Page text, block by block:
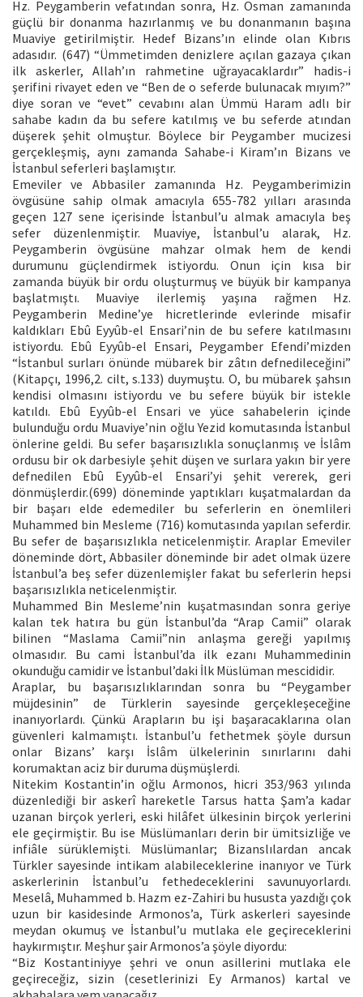
Hz. Peygamberin vefatından sonra, Hz. Osman zamanında
güçlü bir donanma hazırlanmış ve bu donanmanın başına
Muaviye getirilmiştir. Hedef Bizans’ın elinde olan Kıbrıs
adasıdır. (647) “Ümmetimden denizlere açılan gazaya çıkan
ilk askerler, Allah’ın rahmetine uğrayacaklardır” hadis-i
şerifini rivayet eden ve “Ben de o seferde bulunacak mıyım?”
diye soran ve “evet” cevabını alan Ümmü Haram adlı bir
sahabe kadın da bu sefere katılmış ve bu seferde atından
düşerek şehit olmuştur. Böylece bir Peygamber mucizesi
gerçekleşmiş, aynı zamanda Sahabe-i Kiram’ın Bizans ve
İstanbul seferleri başlamıştır.
Emeviler ve Abbasiler zamanında Hz. Peygamberimizin
övgüsüne sahip olmak amacıyla 655-782 yılları arasında
geçen 127 sene içerisinde İstanbul’u almak amacıyla beş
sefer düzenlenmiştir. Muaviye, İstanbul’u alarak, Hz.
Peygamberin övgüsüne mahzar olmak hem de kendi
durumunu güçlendirmek istiyordu. Onun için kısa bir
zamanda büyük bir ordu oluşturmuş ve büyük bir kampanya
başlatmıştı. Muaviye ilerlemiş yaşına rağmen Hz.
Peygamberin Medine’ye hicretlerinde evlerinde misafir
kaldıkları Ebû Eyyûb-el Ensari’nin de bu sefere katılmasını
istiyordu. Ebû Eyyûb-el Ensari, Peygamber Efendi’mizden
“İstanbul surları önünde mübarek bir zâtın defnedileceğini”
(Kitapçı, 1996,2. cilt, s.133) duymuştu. O, bu mübarek şahsın
kendisi olmasını istiyordu ve bu sefere büyük bir istekle
katıldı. Ebû Eyyûb-el Ensari ve yüce sahabelerin içinde
bulunduğu ordu Muaviye’nin oğlu Yezid komutasında İstanbul
önlerine geldi. Bu sefer başarısızlıkla sonuçlanmış ve İslâm
ordusu bir ok darbesiyle şehit düşen ve surlara yakın bir yere
defnedilen Ebû Eyyûb-el Ensari’yi şehit vererek, geri
dönmüşlerdir.(699) döneminde yaptıkları kuşatmalardan da
bir başarı elde edemediler bu seferlerin en önemlileri
Muhammed bin Mesleme (716) komutasında yapılan seferdir.
Bu sefer de başarısızlıkla neticelenmiştir. Araplar Emeviler
döneminde dört, Abbasiler döneminde bir adet olmak üzere
İstanbul’a beş sefer düzenlemişler fakat bu seferlerin hepsi
başarısızlıkla neticelenmiştir.
Muhammed Bin Mesleme’nin kuşatmasından sonra geriye
kalan tek hatıra bu gün İstanbul’da “Arap Camii” olarak
bilinen “Maslama Camii”nin anlaşma gereği yapılmış
olmasıdır. Bu cami İstanbul’da ilk ezanı Muhammedinin
okunduğu camidir ve İstanbul’daki İlk Müslüman mescididir.
Araplar, bu başarısızlıklarından sonra bu “Peygamber
müjdesinin” de Türklerin sayesinde gerçekleşeceğine
inanıyorlardı. Çünkü Arapların bu işi başaracaklarına olan
güvenleri kalmamıştı. İstanbul’u fethetmek şöyle dursun
onlar Bizans’ karşı İslâm ülkelerinin sınırlarını dahi
korumaktan aciz bir duruma düşmüşlerdi.
Nitekim Kostantin’in oğlu Armonos, hicri 353/963 yılında
düzenlediği bir askerî hareketle Tarsus hatta Şam’a kadar
uzanan birçok yerleri, eski hilâfet ülkesinin birçok yerlerini
ele geçirmiştir. Bu ise Müslümanları derin bir ümitsizliğe ve
infiâle sürüklemişti. Müslümanlar; Bizanslılardan ancak
Türkler sayesinde intikam alabileceklerine inanıyor ve Türk
askerlerinin İstanbul’u fethedeceklerini savunuyorlardı.
Meselâ, Muhammed b. Hazm ez-Zahiri bu hususta yazdığı çok
uzun bir kasidesinde Armonos’a, Türk askerleri sayesinde
meydan okumuş ve İstanbul’u mutlaka ele geçireceklerini
haykırmıştır. Meşhur şair Armonos’a şöyle diyordu:
“Biz Kostantiniyye şehri ve onun asillerini mutlaka ele
geçireceğiz, sizin (cesetlerinizi Ey Armanos) kartal ve